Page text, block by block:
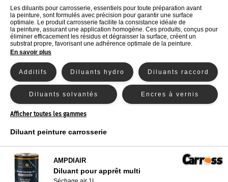
OUTILLAGE CARROSSERIE
ÉQUIPEMENT ATELIER CARROSSERIE
INSTALLATION LABO
TUTORIEL & CONSEILS
QUI SOMMES NOUS ?
Diluants et additifs Cromax
Diluants et additifs De Beer
Diluants et additifs Glasurit
Diluants et additifs Lechler
Diluants et additifs Lesonal
Diluants et additifs MaxMeyer
Diluants et additifs Nexa Autocolor
Diluants et additifs PPG
Diluants et additifs R-M
Diluants et additifs Spies Hecker
Diluants et additifs Standox
Les diluants pour carrosserie, essentiels pour toute préparation avant
la peinture, sont formulés avec précision pour garantir une surface
optimale. Le produit carrosserie facilite la consistance idéale de
la peinture, assurant une application homogène. Ces produits, conçus pour
éliminer efficacement les résidus et dégraisser la surface, créent un
substrat propre, favorisant une adhérence optimale de la peinture.
En savoir plus
Additifs Diluants hydro Diluants raccord
Diluants solvantés Encres à vernis
Afficher toutes les gammes
Diluant peinture carrosserie
AMPDIAIR
Diluant pour apprêt multi